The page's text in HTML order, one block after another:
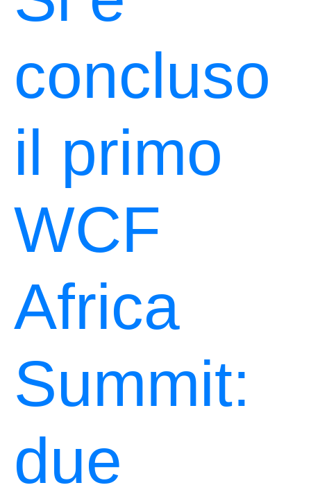
concluso
il primo
WCF
Africa
Summit:
due